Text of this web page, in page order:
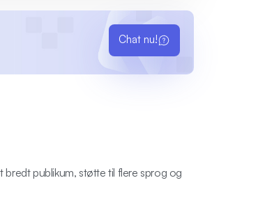
Chat nu!
publikum, støtte til flere sprog og